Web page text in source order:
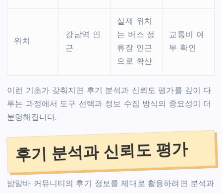
위치
강남역 인
근
실제 위치
는 버스 정
류장 인근
으로 확산
교통비 여
부 확인
이런 기초가 갖춰지면 후기 분석과 신뢰도 평가를 깊이 다
루는 과정에서 도구 선택과 정보 수집 방식의 중요성이 더
분명해집니다.
후기 분석과 신뢰도 평가
밤알바 커뮤니티의 후기 정보를 제대로 활용하려면 분석과